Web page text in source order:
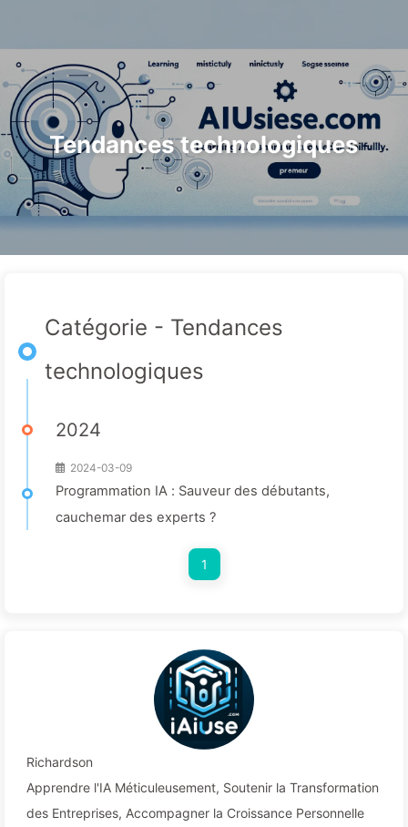
Tendances technologiques
Catégorie - Tendances
technologiques
2024
2024-03-09
Programmation IA : Sauveur des débutants,
cauchemar des experts ?
1
Richardson
Apprendre l'IA Méticuleusement, Soutenir la Transformation
des Entreprises, Accompagner la Croissance Personnelle